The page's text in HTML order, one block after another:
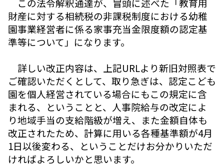
財産に対する相続税の非課税制度における幼稚
園事業経営者に係る家事充当金限度額の認定基
準等について」になります。
詳しい改正内容は、上記URLより新旧対照表で
ご確認いただくとして、取り急ぎは、認定こども
園を個人経営されている場合にもこの規定に含
まれる、ということと、人事院給与の改定によ
り地域手当の支給階級が増え、また金額自体も
改正されたため、計算に用いる各種基準額が4月
1日以後変わる、ということだけお分かりいただ
ければよろしいかと思います。